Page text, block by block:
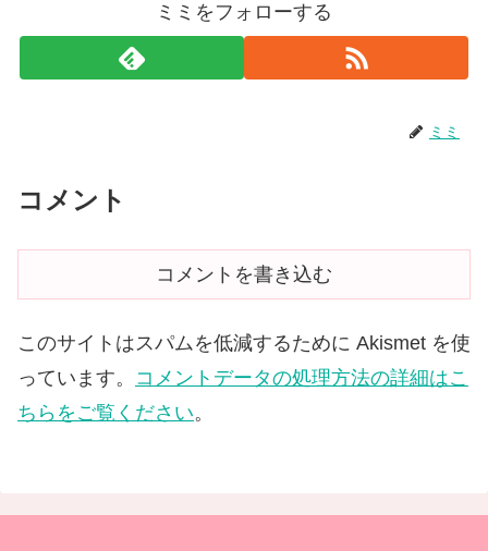
ミミをフォローする
ミミ
コメント
コメントを書き込む
このサイトはスパムを低減するために Akismet を使
っています。 コメントデータの処理方法の詳細はこ
ちらをご覧ください。